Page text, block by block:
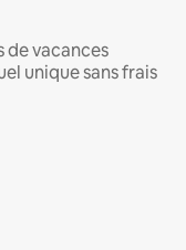
de vacances
unique sans frais